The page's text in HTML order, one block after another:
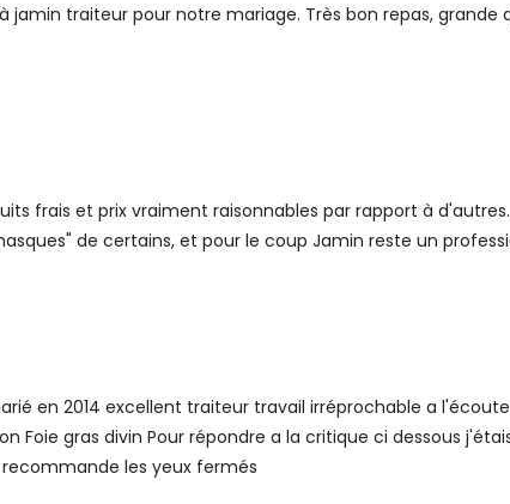
jamin traiteur pour notre mariage. Très bon repas,
frais et prix vraiment raisonnables par rapport à
de certains, et pour le coup Jamin reste un
en 2014 excellent traiteur travail irréprochable a
Foie gras divin Pour répondre a la critique ci dessous
les yeux fermés